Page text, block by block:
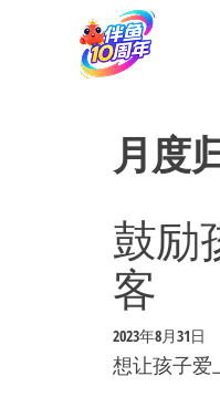
月度
鼓励
客
2023年8月31日
想让孩子爱